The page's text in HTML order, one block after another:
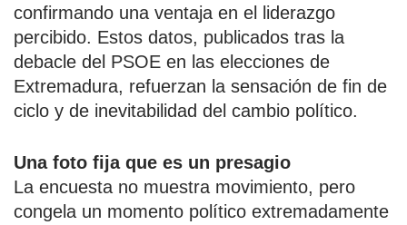
confirmando una ventaja en el liderazgo
percibido. Estos datos, publicados tras la
debacle del PSOE en las elecciones de
Extremadura, refuerzan la sensación de fin de
ciclo y de inevitabilidad del cambio político.
Una foto fija que es un presagio
La encuesta no muestra movimiento, pero
congela un momento político extremadamente